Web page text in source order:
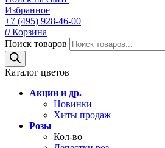
Избранное
+7 (495) 928-46-00
0 Корзина
Поиск товаров
Каталог цветов
Акции и др.
Новинки
Хиты продаж
Розы
Кол-во